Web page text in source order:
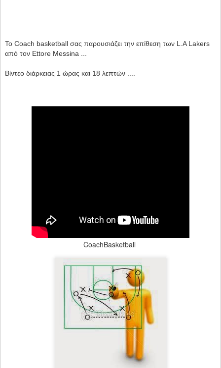
Το Coach basketball σας παρουσιάζει την επίθεση των L.A Lakers
από τον Ettore Messina ...
Βίντεο διάρκειας 1 ώρας και 18 λεπτών ....
CoachBasketball